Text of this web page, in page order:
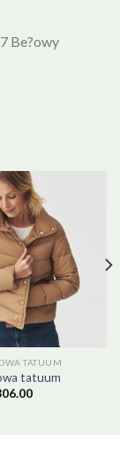
Be?owy
TATUUM
tatuum